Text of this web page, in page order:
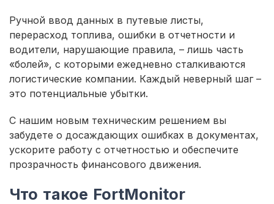
Ручной ввод данных в путевые листы,
перерасход топлива, ошибки в отчетности и
водители, нарушающие правила, – лишь часть
«болей», с которыми ежедневно сталкиваются
логистические компании. Каждый неверный шаг –
это потенциальные убытки.
С нашим новым техническим решением вы
забудете о досаждающих ошибках в документах,
ускорите работу с отчетностью и обеспечите
прозрачность финансового движения.
Что такое FortMonitor